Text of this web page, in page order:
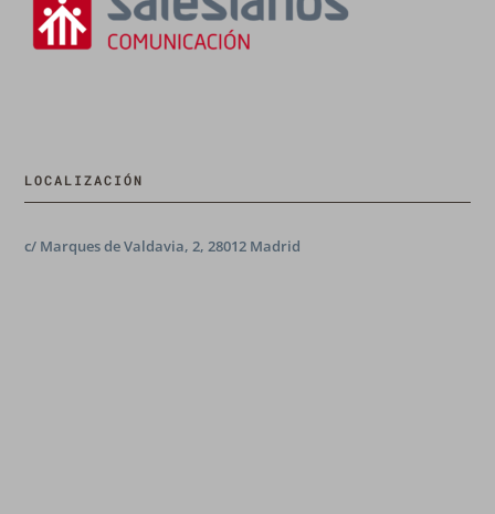
LOCALIZACIÓN
c/ Marques de Valdavia, 2, 28012 Madrid